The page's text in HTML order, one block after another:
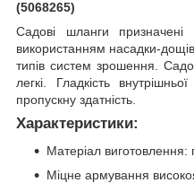
(5068265)
Садові шланги
використанням насадки-
типів систем зрошення.
легкі. Гладкість
пропускну здатність.
Характеристики:
Матеріал виготовлення:
Міцне армування